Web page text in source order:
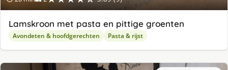
Lamskroon met pasta en pittige groenten
Avondeten & hoofdgerechten Pasta & rijst